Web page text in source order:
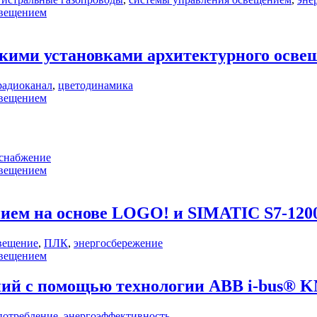
установками архитектурного
, цветодинамика
на основе LOGO! и SIMATIC S7-
, ПЛК, энергосбережение
с помощью технологии ABB i-bus®